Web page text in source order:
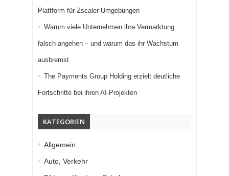
Plattform für Zscaler-Umgebungen
Warum viele Unternehmen ihre Vermarktung
falsch angehen – und warum das ihr Wachstum
ausbremst
The Payments Group Holding erzielt deutliche
Fortschritte bei ihren AI-Projekten
KATEGORIEN
Allgemein
Auto, Verkehr